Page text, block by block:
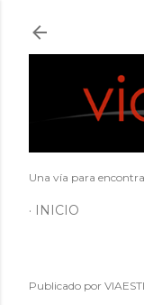
Una vía para
INICIO
Publicado por